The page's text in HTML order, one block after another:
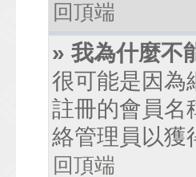
回頂端
» 我為什麼不
很可能是因為
註冊的會員名
絡管理員以獲
回頂端